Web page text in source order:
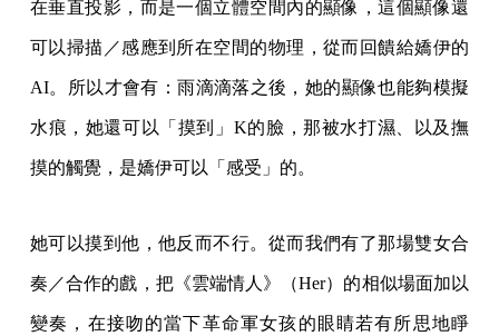
在垂直投影，而是一個立體空間內的顯像，這個顯像還
可以掃描／感應到所在空間的物理，從而回饋給嬌伊的
AI。所以才會有：雨滴滴落之後，她的顯像也能夠模擬
水痕，她還可以「摸到」K的臉，那被水打濕、以及撫
摸的觸覺，是嬌伊可以「感受」的。
她可以摸到他，他反而不行。從而我們有了那場雙女合
奏／合作的戲，把《雲端情人》（Her）的相似場面加以
變奏，在接吻的當下革命軍女孩的眼睛若有所思地睜